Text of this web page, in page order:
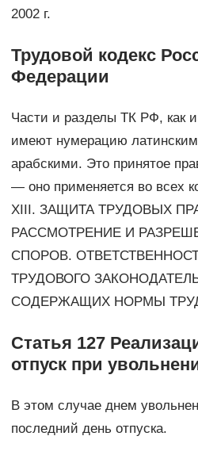
2002 г.
Трудовой кодекс
Федерации
Части и разделы ТК РФ, как и
имеют нумерацию
арабскими. Это принятое
— оно применяется во всех
XIII. ЗАЩИТА ТРУДОВЫХ
РАССМОТРЕНИЕ И
СПОРОВ.
ТРУДОВОГО
СОДЕРЖАЩИХ НОРМЫ
Статья 127
отпуск при
В этом случае днем
последний день отпуска.